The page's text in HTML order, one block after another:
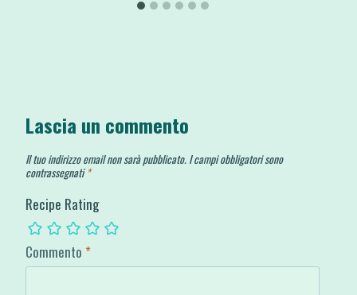
Lascia un commento
Il tuo indirizzo email non sarà pubblicato. I campi obbligatori sono
contrassegnati *
Recipe Rating
Commento *